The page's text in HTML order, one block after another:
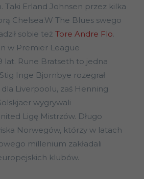
Taki Erland Johnsen przez kilka
Chelsea.W The Blues swego
sobie też Tore Andre Flo.
w Premier League
lat. Rune Bratseth to jedna
Inge Bjornbye rozegrał
Liverpoolu, zaś Henning
wygrywali
Ligę Mistrzów. Długo
Norwegów, którzy w latach
millenium zakładali
klubów.